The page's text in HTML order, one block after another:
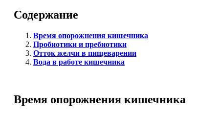
Содержание
Время опорожнения кишечника
Пробиотики и пребиотики
Отток желчи в пищеварении
Вода в работе кишечника
Время опорожнения кишечника